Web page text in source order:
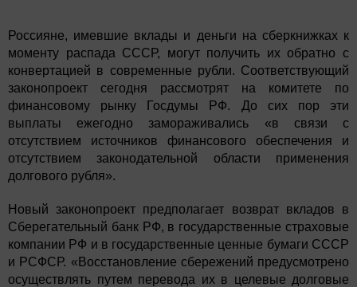
Россияне, имевшие вклады и деньги на сберкнижках к
моменту распада СССР, могут получить их обратно с
конвертацией в современные рубли. Соответствующий
законопроект сегодня рассмотрят на комитете по
финансовому рынку Госдумы РФ. До сих пор эти
выплаты ежегодно замораживались «в связи с
отсутствием источников финансового обеспечения и
отсутствием законодательной области применения
долгового рубля».
Новый законопроект предполагает возврат вкладов в
Сберегательный банк РФ, в государственные страховые
компании РФ и в государственные ценные бумаги СССР
и РСФСР. «Восстановление сбережений предусмотрено
осуществлять путем перевода их в целевые долговые